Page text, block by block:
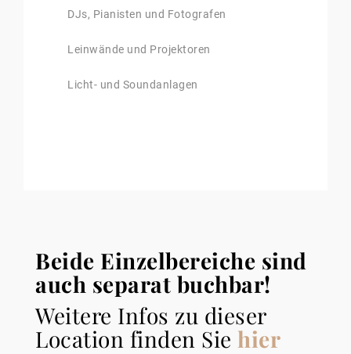
DJs, Pianisten und Fotografen
Leinwände und Projektoren
Licht- und Soundanlagen
Beide Einzelbereiche sind
auch separat buchbar!
Weitere Infos zu dieser
Location finden Sie hier